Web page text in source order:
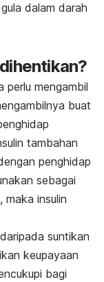
dalam darah
mengambil
buat
tambahan
penghidap
sebagai
maka insulin
suntikan
keupayaan
bagi